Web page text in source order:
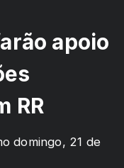
apoio
RR
domingo, 21 de